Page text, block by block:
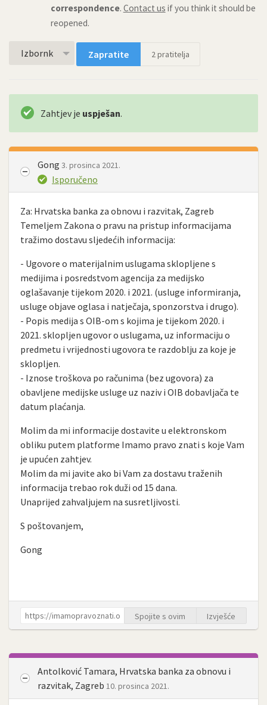
correspondence. Contact us if you think it should be
reopened.
Izbornk Zapratite 2pratitelja
Zahtjev je uspješan.
Gong 3. prosinca 2021.
Isporučeno
Za: Hrvatska banka za obnovu i razvitak, Zagreb
Temeljem Zakona o pravu na pristup informacijama
tražimo dostavu sljedećih informacija:
- Ugovore o materijalnim uslugama sklopljene s
medijima i posredstvom agencija za medijsko
oglašavanje tijekom 2020. i 2021. (usluge informiranja,
usluge objave oglasa i natječaja, sponzorstva i drugo).
- Popis medija s OIB-om s kojima je tijekom 2020. i
2021. sklopljen ugovor o uslugama, uz informaciju o
predmetu i vrijednosti ugovora te razdoblju za koje je
sklopljen.
- Iznose troškova po računima (bez ugovora) za
obavljene medijske usluge uz naziv i OIB dobavljača te
datum plaćanja.
Molim da mi informacije dostavite u elektronskom
obliku putem platforme Imamo pravo znati s koje Vam
je upućen zahtjev.
Molim da mi javite ako bi Vam za dostavu traženih
informacija trebao rok duži od 15 dana.
Unaprijed zahvaljujem na susretljivosti.
S poštovanjem,
Gong
Spojite s ovim Izvješće
Antolković Tamara, Hrvatska banka za obnovu i
razvitak, Zagreb 10. prosinca 2021.